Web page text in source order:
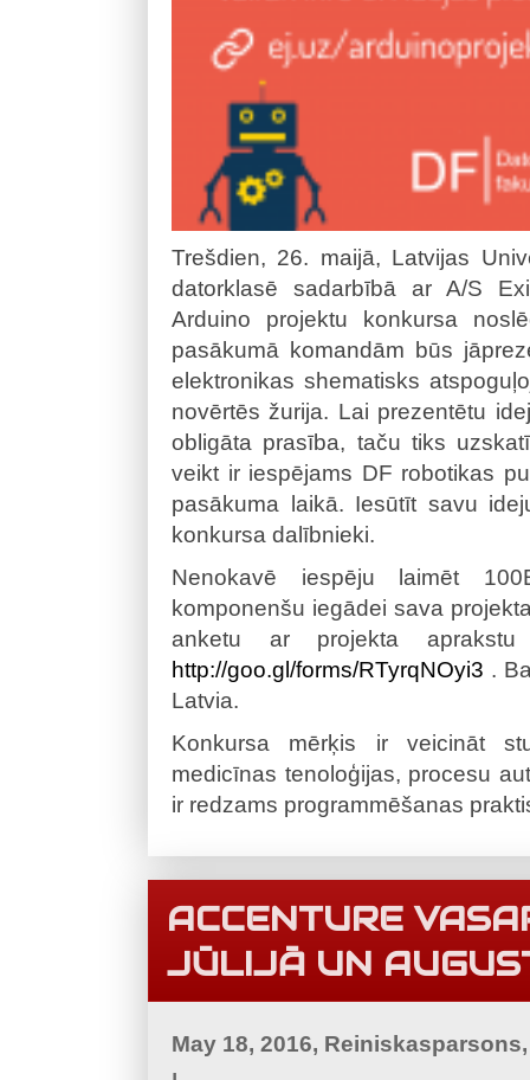
Trešdien, 26. maijā, Latvijas
datorklasē sadarbībā ar A/S
Arduino projektu konkursa
pasākumā komandām būs
elektronikas shematisks
novērtēs žurija. Lai prezentētu
obligāta prasība, taču tiks
veikt ir iespējams DF robotikas
pasākuma laikā. Iesūtīt savu
konkursa dalībnieki.
Nenokavē iespēju laimēt
komponenšu iegādei sava
anketu ar projekta
http://goo.gl/forms/RTyrqNOyi3 .
Latvia.
Konkursa mērķis ir veicināt
medicīnas tenoloģijas, procesu
ir redzams programmēšanas
ACCENTURE
JŪLIJĀ UN
May 18, 2016,